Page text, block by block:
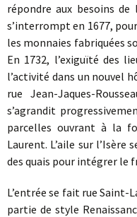
répondre aux besoins
s’interrompt en 1677,
les monnaies fabriquées
En 1732, l’exiguïté des
l’activité dans un nouvel
rue Jean-Jaques-
s’agrandit
parcelles ouvrant à la
Laurent. L’aile sur l’Isère
des quais pour intégrer le
L’entrée se fait rue
partie de style